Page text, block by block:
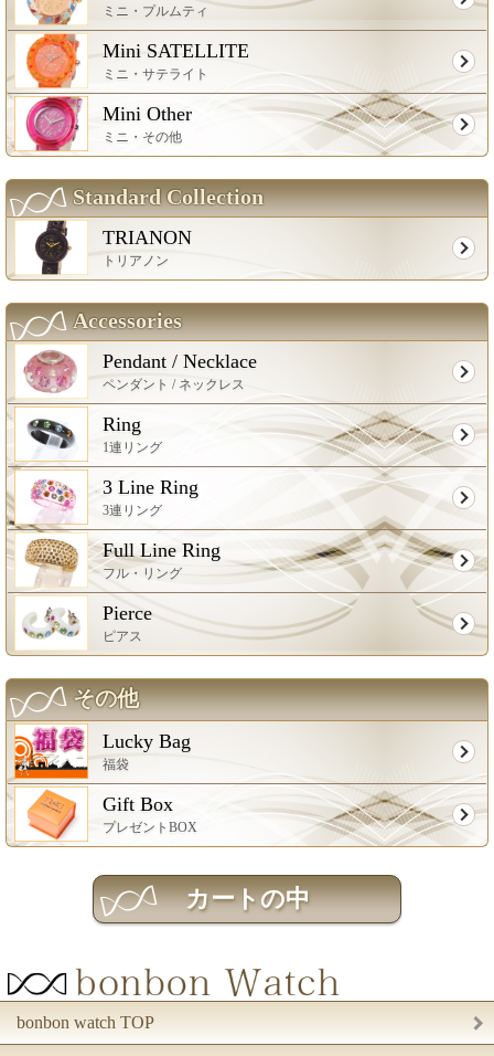
ミニ・プルムティ
Mini SATELLITE
ミニ・サテライト
Mini Other
ミニ・その他
Standard Collection
TRIANON
トリアノン
Accessories
Pendant / Necklace
ペンダント / ネックレス
Ring
1連リング
3 Line Ring
3連リング
Full Line Ring
フル・リング
Pierce
ピアス
その他
Lucky Bag
福袋
Gift Box
プレゼントBOX
bonbon watch TOP